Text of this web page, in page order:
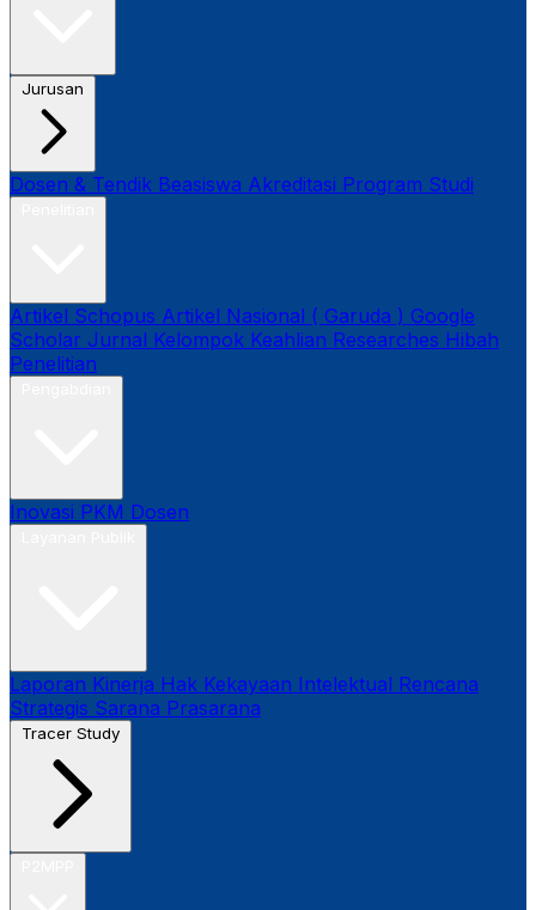
Jurusan
Dosen & Tendik Beasiswa Akreditasi Program Studi
Artikel Schopus Artikel Nasional ( Garuda ) Google
Scholar Jurnal Kelompok Keahlian Researches Hibah
Penelitian
Inovasi PKM Dosen
Laporan Kinerja Hak Kekayaan Intelektual Rencana
Strategis Sarana Prasarana
Tracer Study